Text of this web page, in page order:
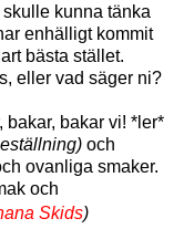
kunna tänka
enhälligt kommit
bästa stället.
eller vad säger ni?
bakar, bakar vi! *ler*
och
ovanliga smaker.
och
Skids)